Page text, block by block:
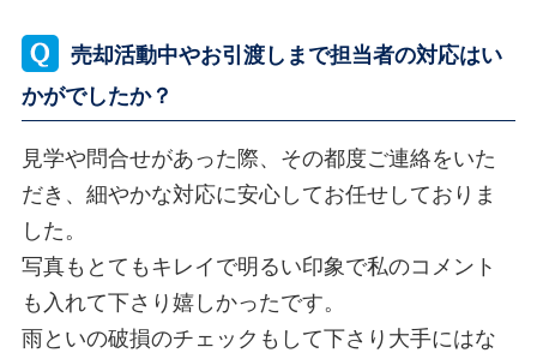
売却活動中やお引渡しまで担当者の対応はい
かがでしたか？
見学や問合せがあった際、その都度ご連絡をいた
だき、細やかな対応に安心してお任せしておりま
した。
写真もとてもキレイで明るい印象で私のコメント
も入れて下さり嬉しかったです。
雨といの破損のチェックもして下さり大手にはな